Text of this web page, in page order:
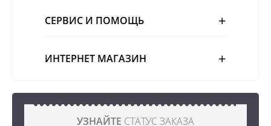
СЕРВИС И ПОМОЩЬ
ИНТЕРНЕТ МАГАЗИН
УЗНАЙТЕ СТАТУС ЗАКАЗА